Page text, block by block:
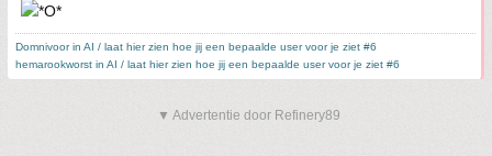
Domnivoor in AI / laat hier zien hoe jij een bepaalde user voor je ziet #6
hemarookworst in AI / laat hier zien hoe jij een bepaalde user voor je ziet #6
▼ Advertentie door Refinery89